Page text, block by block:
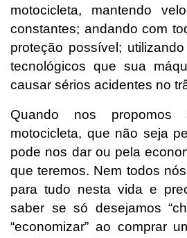
motocicleta, mantendo
constantes; andando com
proteção possível;
tecnológicos que sua
causar sérios acidentes no
Quando nos propomos
motocicleta, que não seja
pode nos dar ou pela
que teremos. Nem todos
para tudo nesta vida e
saber se só desejamos
“economizar” ao comprar